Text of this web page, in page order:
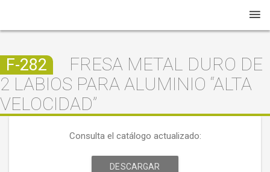
F-282
FRESA METAL DURO DE
2 LABIOS PARA ALUMINIO “ALTA
VELOCIDAD”
Consulta el catálogo actualizado:
DESCARGAR